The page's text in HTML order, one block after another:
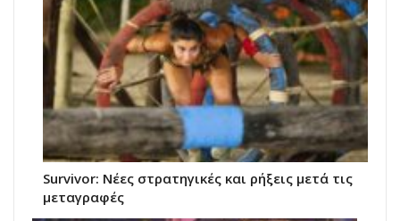
Survivor: Νέες στρατηγικές και ρήξεις μετά τις
μεταγραφές